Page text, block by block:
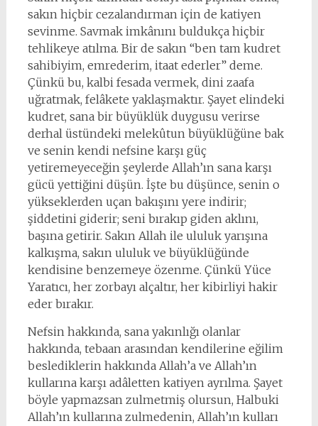
sakın hiçbir cezalandırman için de katiyen
sevinme. Savmak imkânını buldukça hiçbir
tehlikeye atılma. Bir de sakın “ben tam kudret
sahibiyim, emrederim, itaat ederler” deme.
Çünkü bu, kalbi fesada vermek, dini zaafa
uğratmak, felâkete yaklaşmaktır. Şayet elindeki
kudret, sana bir büyüklük duygusu verirse
derhal üstündeki melekûtun büyüklüğüne bak
ve senin kendi nefsine karşı güç
yetiremeyeceğin şeylerde Allah’ın sana karşı
gücü yettiğini düşün. İşte bu düşünce, senin o
yükseklerden uçan bakışını yere indirir;
şiddetini giderir; seni bırakıp giden aklını,
başına getirir. Sakın Allah ile ululuk yarışına
kalkışma, sakın ululuk ve büyüklüğünde
kendisine benzemeye özenme. Çünkü Yüce
Yaratıcı, her zorbayı alçaltır, her kibirliyi hakir
eder bırakır.
Nefsin hakkında, sana yakınlığı olanlar
hakkında, tebaan arasından kendilerine eğilim
beslediklerin hakkında Allah’a ve Allah’ın
kullarına karşı adâletten katiyen ayrılma. Şayet
böyle yapmazsan zulmetmiş olursun, Halbuki
Allah’ın kullarına zulmedenin, Allah’ın kulları